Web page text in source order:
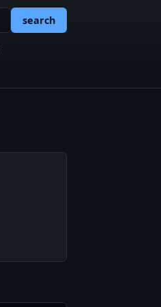
search